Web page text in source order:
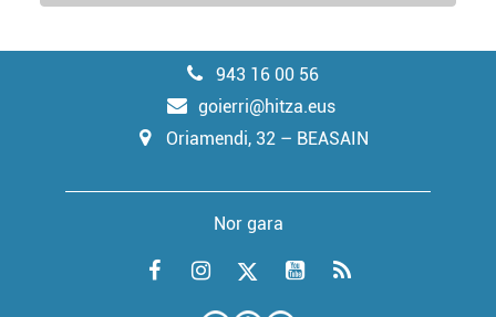
943 16 00 56
goierri@hitza.eus
Oriamendi, 32 – BEASAIN
Nor gara